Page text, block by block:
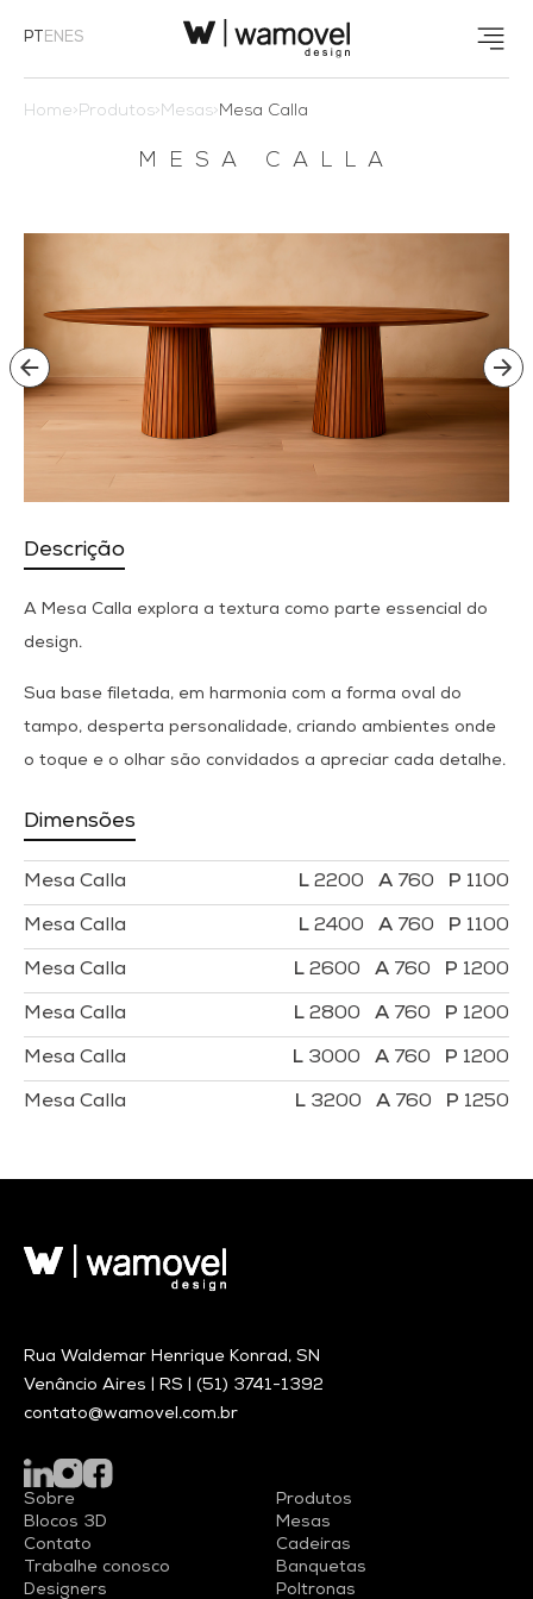
PT EN ES
Home>Produtos>Mesas>Mesa Calla
MESA CALLA
Descrição
A Mesa Calla explora a textura como parte essencial do
design.
Sua base filetada, em harmonia com a forma oval do
tampo, desperta personalidade, criando ambientes onde
o toque e o olhar são convidados a apreciar cada detalhe.
Dimensões
Mesa Calla 2200 760 1100
Mesa Calla 2400 760 1100
Mesa Calla 2600 760 1200
Mesa Calla 2800 760 1200
Mesa Calla 3000 760 1200
Mesa Calla 3200 760 1250
Rua Waldemar Henrique Konrad, SN
Venâncio Aires | RS | (51) 3741-1392
contato@wamovel.com.br
Sobre
Blocos 3D
Contato
Trabalhe conosco
Designers
Produtos
Mesas
Cadeiras
Banquetas
Poltronas